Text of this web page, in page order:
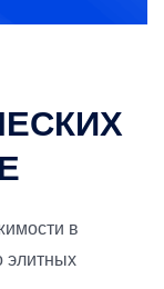
в
элитных